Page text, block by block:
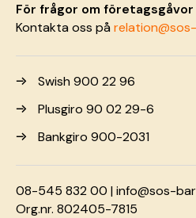
För frågor om
Kontakta oss på
Swish 900 22 96
Plusgiro 90 02 29-6
Bankgiro 900-2031
08-545 832 00 |info@sos-
Org.nr. 802405-7815